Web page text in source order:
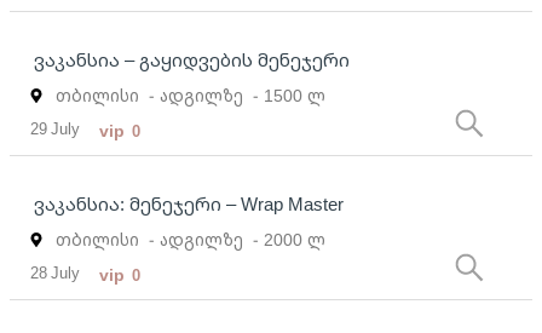
ვაკანსია – გაყიდვების მენეჯერი
თბილისი - ადგილზე - 1500 ლ
29 July vip 0
ვაკანსია: მენეჯერი – Wrap Master
თბილისი - ადგილზე - 2000 ლ
28 July vip 0